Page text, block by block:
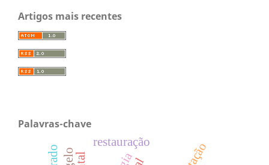
Artigos mais recentes
Palavras-chave
restauração